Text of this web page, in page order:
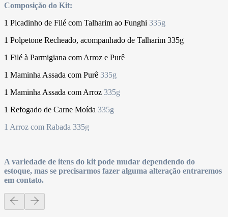
Composição do Kit:
1 Picadinho de Filé com Talharim ao Funghi 335g
1 Polpetone Recheado, acompanhado de Talharim 335g
1 Filé à Parmigiana com Arroz e Purê
1 Maminha Assada com Purê 335g
1 Maminha Assada com Arroz 335g
1 Refogado de Carne Moída 335g
1 Arroz com Rabada 335g
A variedade de itens do kit pode mudar dependendo do
estoque, mas se precisarmos fazer alguma alteração entraremos
em contato.